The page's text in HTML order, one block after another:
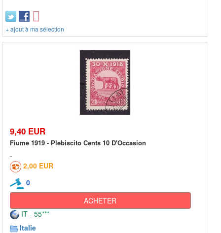
+ ajout à ma sélection
9,40 EUR
Fiume 1919 - Plebiscito Cents 10 D'Occasion
2,00 EUR
0
ACHETER
IT - 55***
Italie